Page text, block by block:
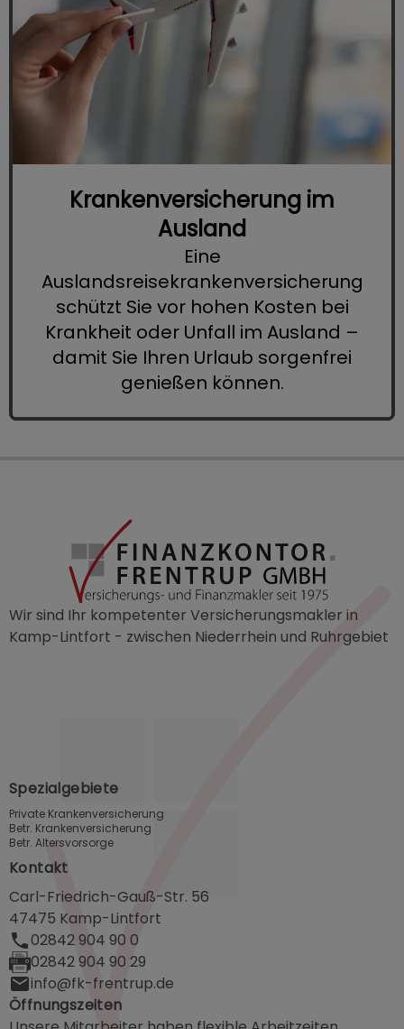
Krankenversicherung im
Ausland
Eine
Auslandsreisekrankenversicherung
schützt Sie vor hohen Kosten bei
Krankheit oder Unfall im Ausland –
damit Sie Ihren Urlaub sorgenfrei
genießen können.
Wir sind Ihr kompetenter Versicherungsmakler in
Kamp-Lintfort - zwischen Niederrhein und Ruhrgebiet
Spezialgebiete
Private Krankenversicherung
Betr. Krankenversicherung
Betr. Altersvorsorge
Kontakt
Carl-Friedrich-Gauß-Str. 56
47475 Kamp-Lintfort
02842 904 90 0
02842 904 90 29
info@fk-frentrup.de
Öffnungszeiten